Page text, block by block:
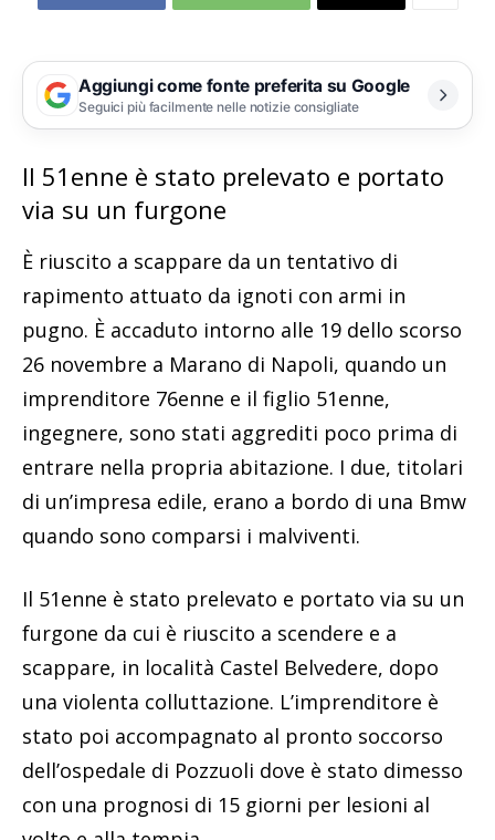
Aggiungi come fonte preferita su Google
Seguici più facilmente nelle notizie consigliate
Il 51enne è stato prelevato e portato
via su un furgone
È riuscito a scappare da un tentativo di
rapimento attuato da ignoti con armi in
pugno. È accaduto intorno alle 19 dello scorso
26 novembre a Marano di Napoli, quando un
imprenditore 76enne e il figlio 51enne,
ingegnere, sono stati aggrediti poco prima di
entrare nella propria abitazione. I due, titolari
di un’impresa edile, erano a bordo di una Bmw
quando sono comparsi i malviventi.
Il 51enne è stato prelevato e portato via su un
furgone da cui è riuscito a scendere e a
scappare, in località Castel Belvedere, dopo
una violenta colluttazione. L’imprenditore è
stato poi accompagnato al pronto soccorso
dell’ospedale di Pozzuoli dove è stato dimesso
con una prognosi di 15 giorni per lesioni al